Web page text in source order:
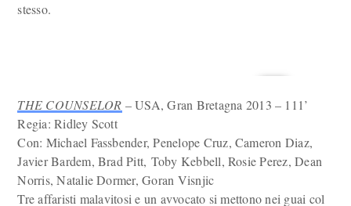
stesso.
THE COUNSELOR – USA, Gran Bretagna 2013 – 111’
Regia: Ridley Scott
Con: Michael Fassbender, Penelope Cruz, Cameron Diaz,
Javier Bardem, Brad Pitt, Toby Kebbell, Rosie Perez, Dean
Norris, Natalie Dormer, Goran Visnjic
Tre affaristi malavitosi e un avvocato si mettono nei guai col